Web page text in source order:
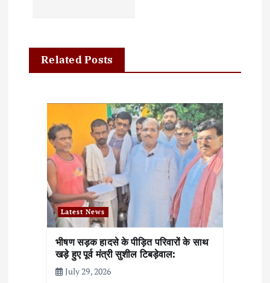
Related Posts
Latest News
भीषण सड़क हादसे के पीड़ित परिवारों के साथ
खड़े हुए पूर्व मंत्री सुशील टिबड़ेवाल:
July 29, 2026